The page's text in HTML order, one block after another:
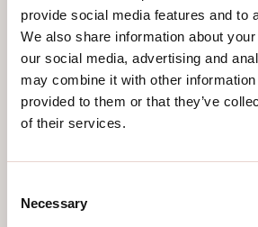
provide social media features and to
We also share information about
our social media, advertising and
may combine it with other information
provided to them or that they’ve
of their services.
Selection
Necessary
TIPO INSTALLAZIONE
PLAFONE
PARETE